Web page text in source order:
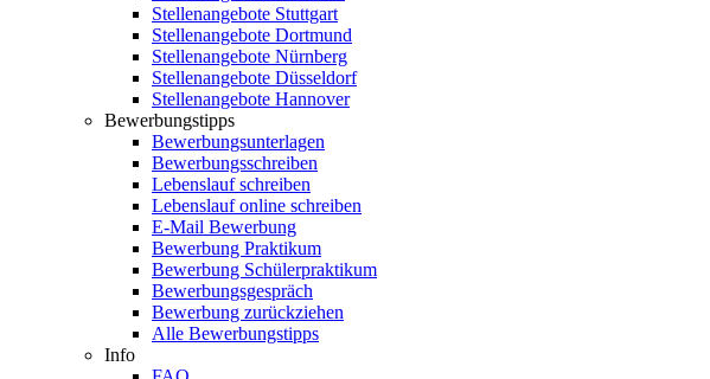
Stellenangebote Stuttgart
Stellenangebote Dortmund
Stellenangebote Nürnberg
Stellenangebote Düsseldorf
Stellenangebote Hannover
Bewerbungstipps
Bewerbungsunterlagen
Bewerbungsschreiben
Lebenslauf schreiben
Lebenslauf online schreiben
E-Mail Bewerbung
Bewerbung Praktikum
Bewerbung Schülerpraktikum
Bewerbungsgespräch
Bewerbung zurückziehen
Alle Bewerbungstipps
Info